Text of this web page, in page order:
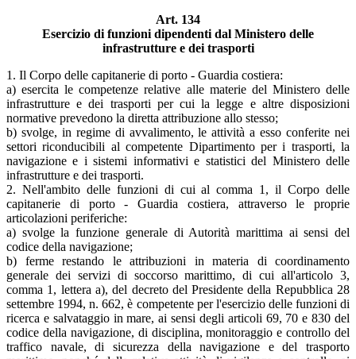
Art. 134
Esercizio di funzioni dipendenti dal Ministero delle
infrastrutture e dei trasporti
1. Il Corpo delle capitanerie di porto - Guardia costiera:
a) esercita le competenze relative alle materie del Ministero delle
infrastrutture e dei trasporti per cui la legge e altre disposizioni
normative prevedono la diretta attribuzione allo stesso;
b) svolge, in regime di avvalimento, le attività a esso conferite nei
settori riconducibili al competente Dipartimento per i trasporti, la
navigazione e i sistemi informativi e statistici del Ministero delle
infrastrutture e dei trasporti.
2. Nell'ambito delle funzioni di cui al comma 1, il Corpo delle
capitanerie di porto - Guardia costiera, attraverso le proprie
articolazioni periferiche:
a) svolge la funzione generale di Autorità marittima ai sensi del
codice della navigazione;
b) ferme restando le attribuzioni in materia di coordinamento
generale dei servizi di soccorso marittimo, di cui all'articolo 3,
comma 1, lettera a), del decreto del Presidente della Repubblica 28
settembre 1994, n. 662, è competente per l'esercizio delle funzioni di
ricerca e salvataggio in mare, ai sensi degli articoli 69, 70 e 830 del
codice della navigazione, di disciplina, monitoraggio e controllo del
traffico navale, di sicurezza della navigazione e del trasporto